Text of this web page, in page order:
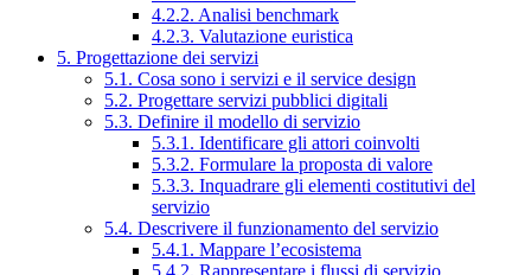
4.2.2. Analisi benchmark
4.2.3. Valutazione euristica
5. Progettazione dei servizi
5.1. Cosa sono i servizi e il service design
5.2. Progettare servizi pubblici digitali
5.3. Definire il modello di servizio
5.3.1. Identificare gli attori coinvolti
5.3.2. Formulare la proposta di valore
5.3.3. Inquadrare gli elementi costitutivi del
servizio
5.4. Descrivere il funzionamento del servizio
5.4.1. Mappare l’ecosistema
5.4.2. Rappresentare i flussi di servizio